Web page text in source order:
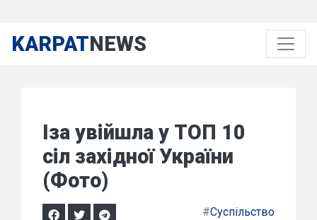
KARPATNEWS
Іза увійшла у ТОП 10
сіл західної України
(Фото)
#Суспільство